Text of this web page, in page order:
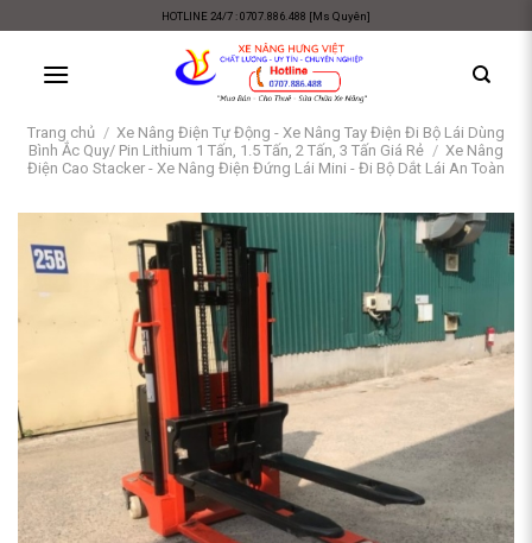
content
HOTLINE 24/7 : 0707.886.488 [Ms Quyên]
Trang chủ / Xe Nâng Điện Tự Động - Xe Nâng Tay Điện Đi Bộ Lái Dùng
Bình Ắc Quy/ Pin Lithium 1 Tấn, 1.5 Tấn, 2 Tấn, 3 Tấn Giá Rẻ / Xe Nâng
Điện Cao Stacker - Xe Nâng Điện Đứng Lái Mini - Đi Bộ Dắt Lái An Toàn